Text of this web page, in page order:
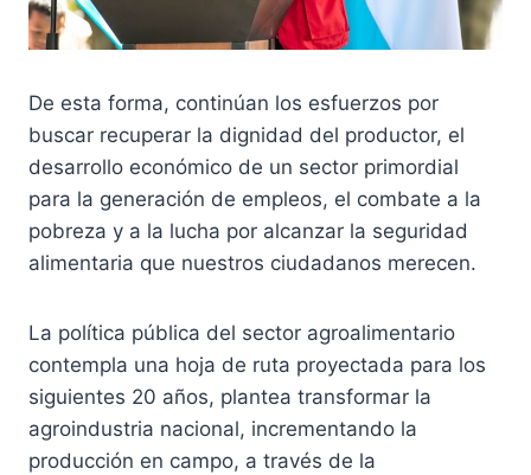
De esta forma, continúan los esfuerzos por
buscar recuperar la dignidad del productor, el
desarrollo económico de un sector primordial
para la generación de empleos, el combate a la
pobreza y a la lucha por alcanzar la seguridad
alimentaria que nuestros ciudadanos merecen.
La política pública del sector agroalimentario
contempla una hoja de ruta proyectada para los
siguientes 20 años, plantea transformar la
agroindustria nacional, incrementando la
producción en campo, a través de la